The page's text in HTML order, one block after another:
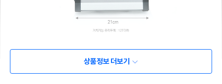
상품정보 더보기